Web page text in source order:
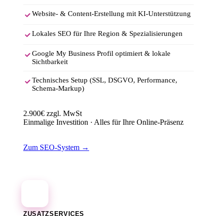
Website- & Content-Erstellung mit KI-Unterstützung
Lokales SEO für Ihre Region & Spezialisierungen
Google My Business Profil optimiert & lokale
Sichtbarkeit
Technisches Setup (SSL, DSGVO, Performance,
Schema-Markup)
2.900€ zzgl. MwSt
Einmalige Investition · Alles für Ihre Online-Präsenz
Zum SEO-System →
ZUSATZSERVICES